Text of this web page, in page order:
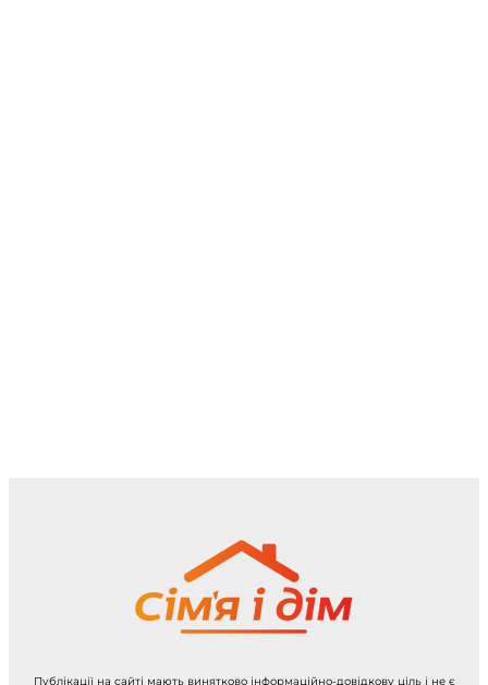
Публікації на сайті мають винятково інформаційно-довідкову ціль і не є